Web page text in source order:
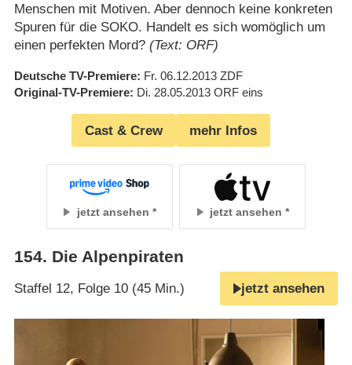
Menschen mit Motiven. Aber dennoch keine konkreten
Spuren für die SOKO. Handelt es sich womöglich um
einen perfekten Mord? (Text: ORF)
Deutsche TV-Premiere Fr. 06.12.2013 ZDF
Original-TV-Premiere Di. 28.05.2013 ORF eins
Cast & Crew mehr Infos
jetzt ansehen jetzt ansehen
154. Die Alpenpiraten
Staffel 12, Folge 10 (45 Min.) jetzt ansehen